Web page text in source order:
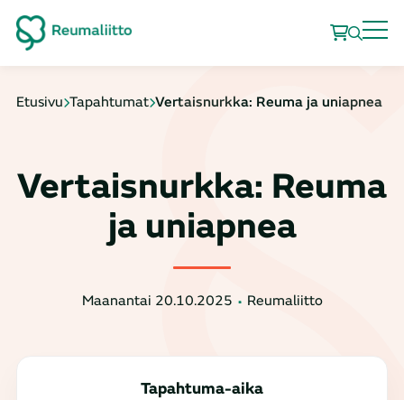
Etusivu Tapahtumat Vertaisnurkka: Reuma ja uniapnea
Vertaisnurkka: Reuma
ja uniapnea
Maanantai 20.10.2025 Reumaliitto
Tapahtuma-aika